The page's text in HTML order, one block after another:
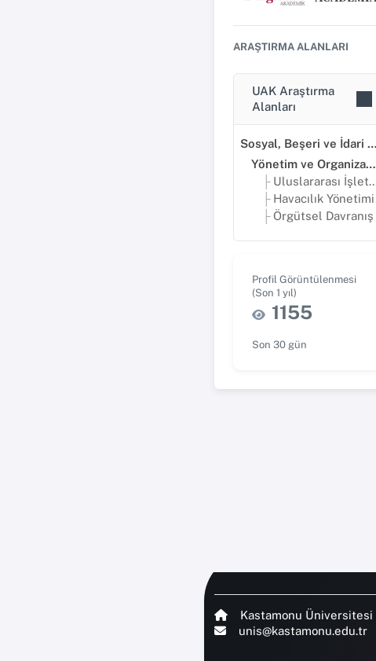
ARAŞTIRMA ALANLARI
UAK Araştırma
Alanları
Sosyal, Beşeri ve İdari Bilimler
Yönetim ve Organizasyon
Uluslararası İşletme Yönetimi
Havacılık Yönetimi
Örgütsel Davranış
Profil Görüntülenmesi
(Son 1 yıl)
1155
Son 30 gün
Kastamonu
unis@kastamonu.edu.tr